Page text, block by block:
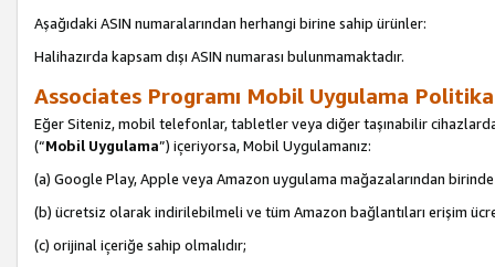
Aşağıdaki ASIN numaralarından herhangi birine sahip ürünler:
Halihazırda kapsam dışı ASIN numarası bulunmamaktadır.
Associates Programı Mobil Uygulama
Eğer Siteniz, mobil telefonlar, tabletler veya diğer taşınabilir
(“Mobil Uygulama”) içeriyorsa, Mobil Uygulamanız:
(a) Google Play, Apple veya Amazon uygulama mağazalarından birinde
(b) ücretsiz olarak indirilebilmeli ve tüm Amazon bağlantıları erişim
(c) orijinal içeriğe sahip olmalıdır;